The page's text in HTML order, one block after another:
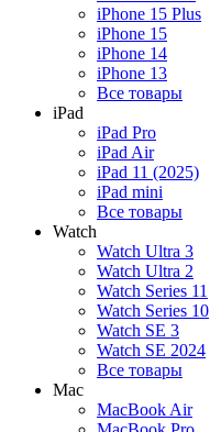
iPhone 15 Plus
iPhone 15
iPhone 14
iPhone 13
Все товары
iPad
iPad Pro
iPad Air
iPad 11 (2025)
iPad mini
Все товары
Watch
Watch Ultra 3
Watch Ultra 2
Watch Series 11
Watch Series 10
Watch SE 3
Watch SE 2024
Все товары
Mac
MacBook Air